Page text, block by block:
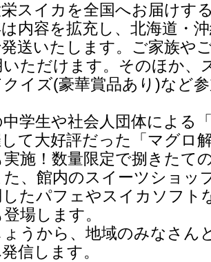
スイカを全国へお届けす
内容を拡充し、北海道・
送いたします。ご家族や
いただけます。そのほか、
イズ(豪華賞品あり)など
学生や社会人団体による
て大好評だった「マグロ
施！数量限定で捌きたて
、館内のスイーツショッ
たパフェやスイカソフト
場します。
うから、地域のみなさん
信します。